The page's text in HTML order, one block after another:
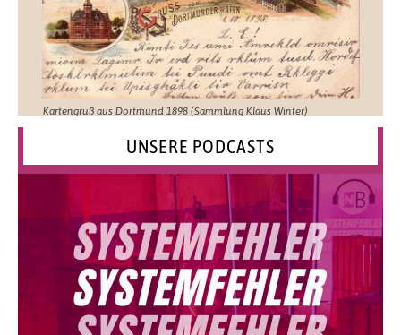
Kartengruß aus Dortmund 1898 (Sammlung Klaus Winter)
UNSERE PODCASTS